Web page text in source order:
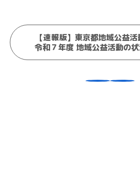
【速報版】東京都地域公益
令和７年度 地域公益活動の